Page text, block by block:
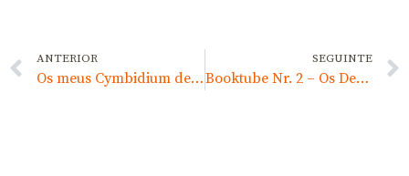
ANTERIOR
Os meus Cymbidium de Dezembro
SEGUINTE
Booktube Nr. 2 – Os Despojos do Dia